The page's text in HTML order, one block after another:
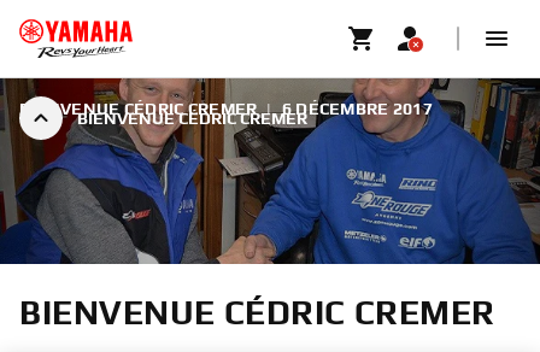
BIENVENUE CÉDRIC CREMER
BIENVENUE CÉDRIC CREMER | 6 DÉCEMBRE 2017
BIENVENUE CÉDRIC CREMER